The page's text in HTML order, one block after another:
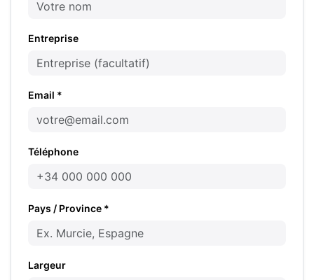
Entreprise
Email *
Téléphone
Pays / Province *
Largeur